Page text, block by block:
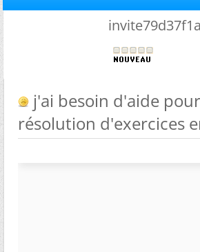
invite79d37f1a
j'ai besoin d'aide
résolution d'exercices